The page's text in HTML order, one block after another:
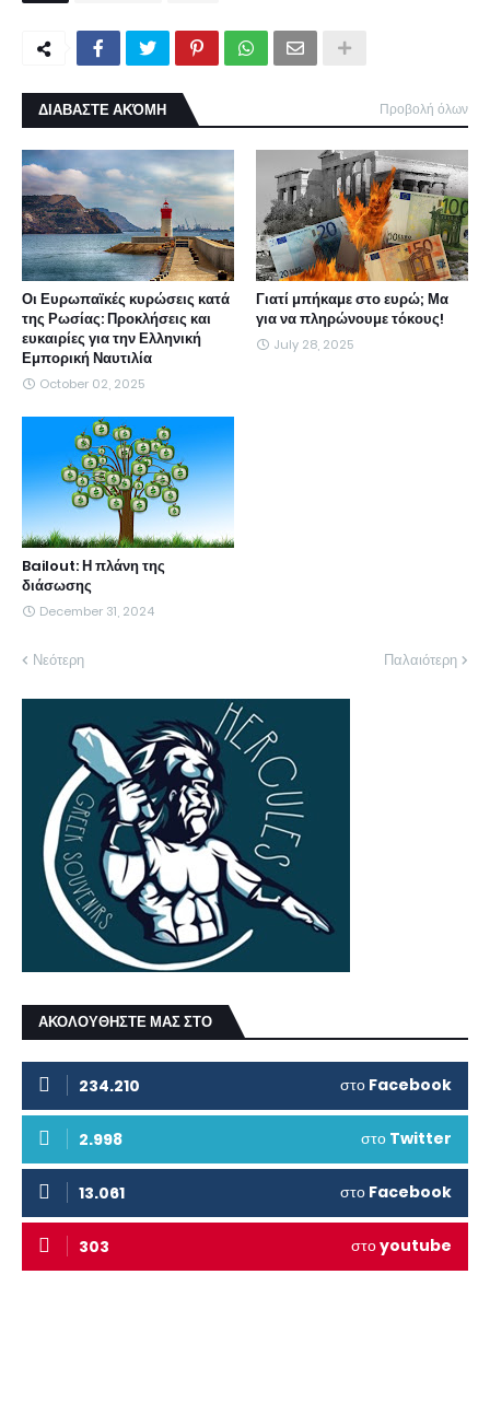
ΔΙΑΒΑΣΤΕ ΑΚΌΜΗ Προβολή όλων
Οι Ευρωπαϊκές κυρώσεις κατά
της Ρωσίας: Προκλήσεις και
ευκαιρίες για την Ελληνική
Εμπορική Ναυτιλία
October 02, 2025
Γιατί μπήκαμε στο ευρώ; Μα
για να πληρώνουμε τόκους!
July 28, 2025
Bailout: Η πλάνη της
διάσωσης
December 31, 2024
Νεότερη Παλαιότερη
ΑΚΟΛΟΥΘΗΣΤΕ ΜΑΣ ΣΤΟ
234.210 στο Facebook
2.998 στο Twitter
13.061 στο Facebook
303 στοyoutube